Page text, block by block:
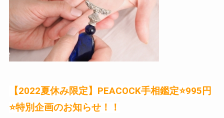
【2022夏休み限定】PEACOCK手相鑑定⭐️995円
⭐️特別企画のお知らせ！！